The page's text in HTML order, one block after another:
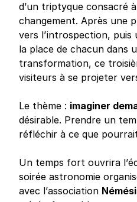
d’un triptyque consacré
changement. Après une
vers l’introspection, puis
la place de chacun dans
transformation, ce
visiteurs à se projeter
Le thème : imaginer
désirable. Prendre un
réfléchir à ce que
Un temps fort ouvrira
soirée astronomie
avec l’association